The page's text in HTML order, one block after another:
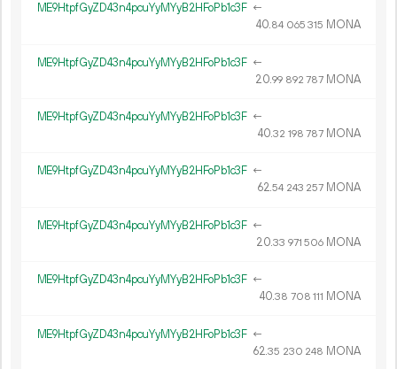
ME9HtpfGyZD43n4pcuYyMYyB2HFoPb1c3F ←
40.84 065 315 MONA
ME9HtpfGyZD43n4pcuYyMYyB2HFoPb1c3F ←
20.99 892 787 MONA
ME9HtpfGyZD43n4pcuYyMYyB2HFoPb1c3F ←
40.32 198 787 MONA
ME9HtpfGyZD43n4pcuYyMYyB2HFoPb1c3F ←
62.54 243 257 MONA
ME9HtpfGyZD43n4pcuYyMYyB2HFoPb1c3F ←
20.33 971 506 MONA
ME9HtpfGyZD43n4pcuYyMYyB2HFoPb1c3F ←
40.38 708 111 MONA
ME9HtpfGyZD43n4pcuYyMYyB2HFoPb1c3F ←
62.35 230 248 MONA